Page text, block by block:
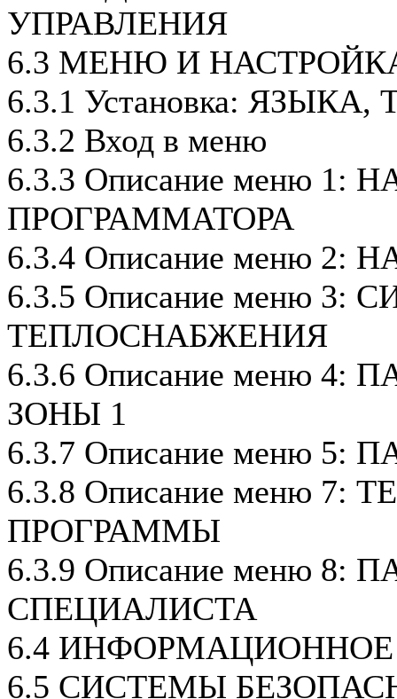
УПРАВЛЕНИЯ
6.3 МЕНЮ И
6.3.1 Установка:
6.3.2 Вход в меню
6.3.3 Описание меню
ПРОГРАММАТОРА
6.3.4 Описание меню 2:
6.3.5 Описание меню
ТЕПЛОСНАБЖЕНИЯ
6.3.6 Описание меню
ЗОНЫ 1
6.3.7 Описание меню
6.3.8 Описание меню
ПРОГРАММЫ
6.3.9 Описание меню
СПЕЦИАЛИСТА
6.4
6.5 СИСТЕМЫ